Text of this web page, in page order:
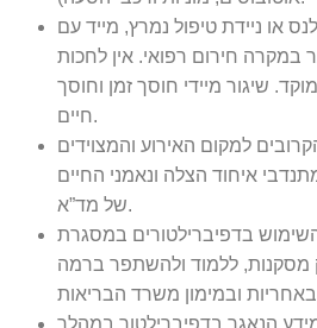
או ניידת טיפול נמרץ, מייד עם
חירום רפואי. אין לחכות
שיגור מיידי חוסך זמן וחוסך
חיים.
למקום האירוע והמצוידים
איחוד הצלה ונאמני החיים
של מד”א.
בדפיברילטורים במסגרת
מסקנות, ללמוד ולהשתפר ברמה
הנאגר בדפיברילטור במהלך